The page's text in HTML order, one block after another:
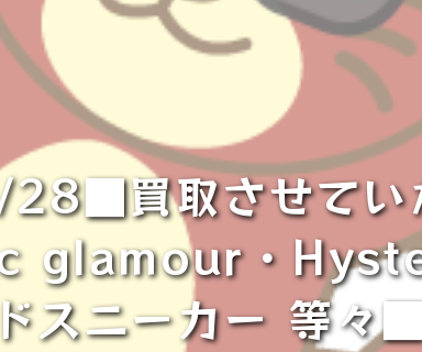
28■買取させてい
glamour・
スニーカー 等々